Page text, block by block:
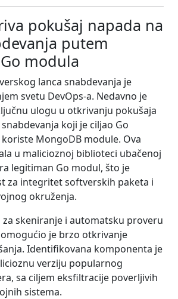
pokušaj napada na
putem
modula
lanca snabdevanja je
svetu DevOps-a. Nedavno je
ulogu u otkrivanju pokušaja
koji je ciljao Go
MongoDB module. Ova
u malicioznoj biblioteci ubačenoj
legitiman Go modul, što je
za integritet softverskih paketa i
okruženja.
za skeniranje i automatsku proveru
je brzo otkrivanje
Identifikovana komponenta je
verziju popularnog
sa ciljem eksfiltracije poverljivih
sistema.